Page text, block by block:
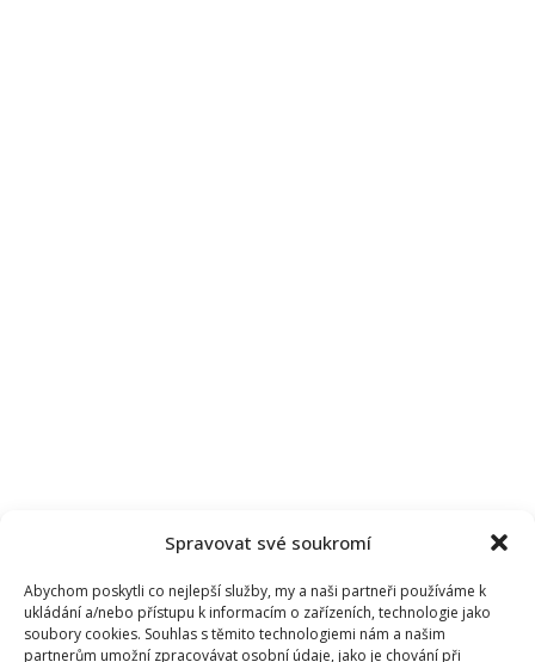
Spravovat své soukromí
Abychom poskytli co nejlepší služby, my a naši partneři používáme k
ukládání a/nebo přístupu k informacím o zařízeních, technologie jako
soubory cookies. Souhlas s těmito technologiemi nám a našim
partnerům umožní zpracovávat osobní údaje, jako je chování při